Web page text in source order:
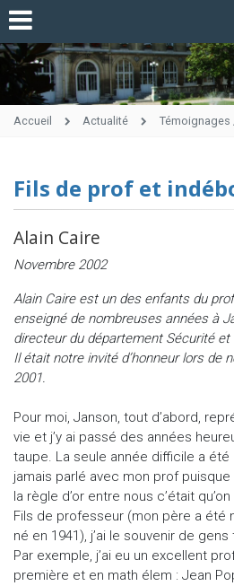
Accueil Actualité Témoignages
Fils de prof et
Alain Caire
Novembre 2002
Alain Caire est un des enfants du
enseigné de nombreuses années à
directeur du département Sécurité et
Il était notre invité d’honneur lors de
2001.
Pour moi, Janson, tout d’abord,
vie et j’y ai passé des années
taupe. La seule année difficile a été
jamais parlé avec mon prof
la règle d’or entre nous c’était
Fils de professeur (mon père a été
né en 1941), j’ai le souvenir de
Par exemple, j’ai eu un excellent
première et en math élem : Jean